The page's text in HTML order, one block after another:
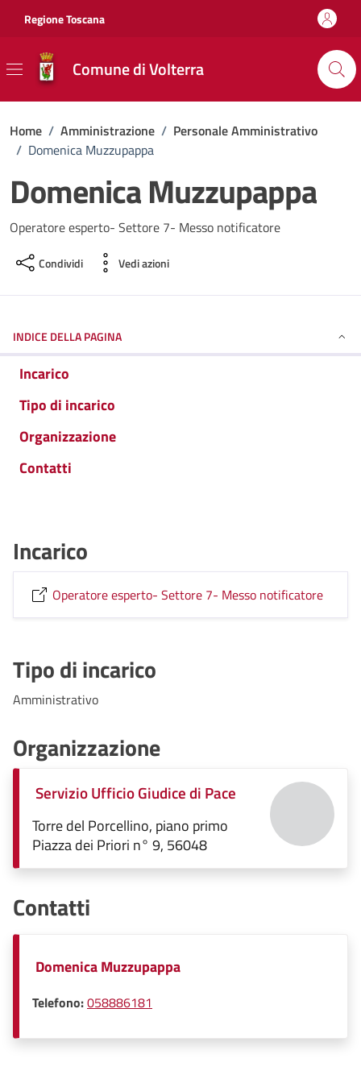
Regione Toscana
Comune di Volterra
Home / Amministrazione / Personale Amministrativo
/ Domenica Muzzupappa
Domenica Muzzupappa
Operatore esperto- Settore 7- Messo notificatore
Condividi Vedi azioni
INDICE DELLA PAGINA
Incarico
Tipo di incarico
Organizzazione
Contatti
Incarico
Operatore esperto- Settore 7- Messo notificatore
Tipo di incarico
Amministrativo
Organizzazione
Servizio Ufficio Giudice di Pace
Torre del Porcellino, piano primo
Piazza dei Priori n° 9, 56048
Contatti
Domenica Muzzupappa
Telefono:058886181